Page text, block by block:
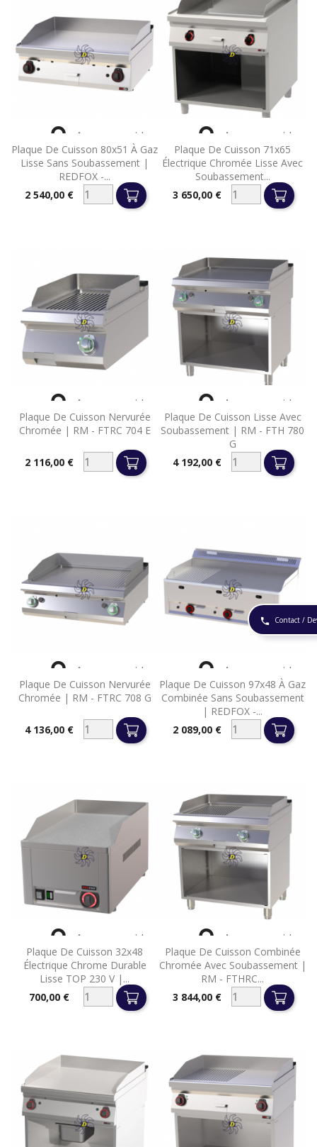
phone Contact /
Plaque De Cuisson 80x51 À Gaz
Lisse Sans Soubassement |
REDFOX -...
Prix2 540,00 €
 Aperçu rapide
Plaque De Cuisson 71x65
Électrique Chromée Lisse Avec
Soubassement...
Prix3 650,00 €
 Aperçu rapide
Plaque De Cuisson Nervurée
Chromée | RM - FTRC 704 E
Prix2 116,00 €
 Aperçu rapide
Plaque De Cuisson Lisse Avec
Soubassement | RM - FTH 780
G
Prix4 192,00 €
 Aperçu rapide
Plaque De Cuisson Nervurée
Chromée | RM - FTRC 708 G
Prix4 136,00 €
 Aperçu rapide
Plaque De Cuisson 97x48 À Gaz
Combinée Sans Soubassement
| REDFOX -...
Prix2 089,00 €
 Aperçu rapide
Plaque De Cuisson 32x48
Électrique Chrome Durable
Lisse TOP 230 V |...
Prix700,00 €
 Aperçu rapide
Plaque De Cuisson Combinée
Chromée Avec Soubassement |
RM - FTHRC...
Prix3 844,00 €
 Aperçu rapide